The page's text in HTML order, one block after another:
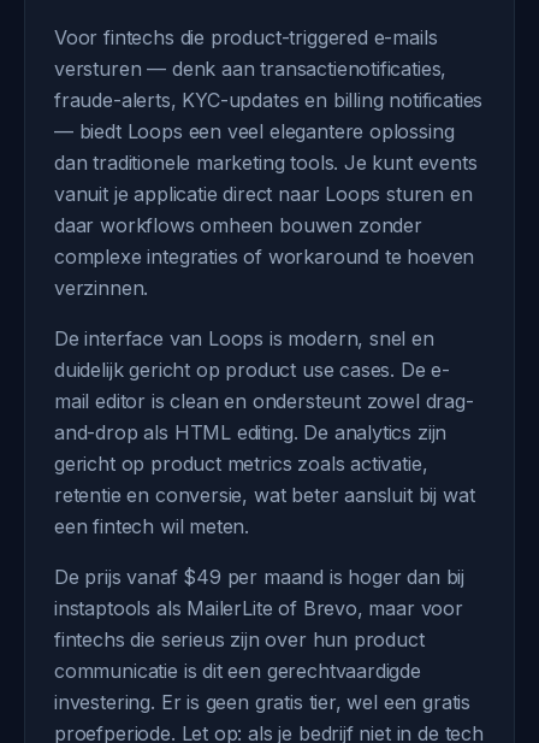
Voor fintechs die product-triggered e-mails
versturen — denk aan transactienotificaties,
fraude-alerts, KYC-updates en billing notificaties
— biedt Loops een veel elegantere oplossing
dan traditionele marketing tools. Je kunt events
vanuit je applicatie direct naar Loops sturen en
daar workflows omheen bouwen zonder
complexe integraties of workaround te hoeven
verzinnen.
De interface van Loops is modern, snel en
duidelijk gericht op product use cases. De e-
mail editor is clean en ondersteunt zowel drag-
and-drop als HTML editing. De analytics zijn
gericht op product metrics zoals activatie,
retentie en conversie, wat beter aansluit bij wat
een fintech wil meten.
De prijs vanaf $49 per maand is hoger dan bij
instaptools als MailerLite of Brevo, maar voor
fintechs die serieus zijn over hun product
communicatie is dit een gerechtvaardigde
investering. Er is geen gratis tier, wel een gratis
proefperiode. Let op: als je bedrijf niet in de tech